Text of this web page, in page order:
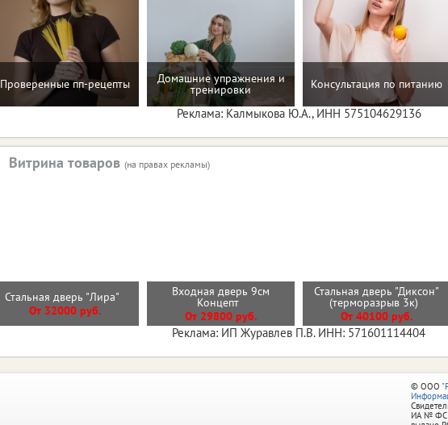
Проверенные пп-рецепты Домашние упражнения и
тренировки Консультация по питанию
Реклама: Калмыкова Ю.А., ИНН 575104629136
Витрина товаров (на правах рекламы)
Стальная дверь "Лира"
От 32000 руб.
Входная дверь 9см
Концепт
От 29800 руб.
Стальная дверь "Диксон"
(терморазрыв 3к)
От 40100 руб.
Реклама: ИП Журавлев П.В. ИНН: 571601114404
© ООО
ИА № ФС